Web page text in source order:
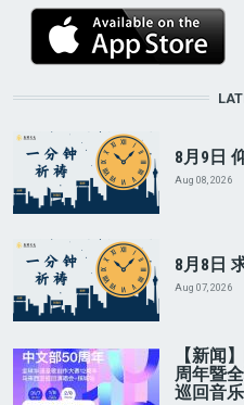
8月9日
Aug 08, 2026
8月8日
Aug 07, 2026
【新闻
周年暨
巡回音